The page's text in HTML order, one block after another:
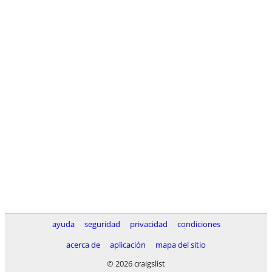
ayuda seguridad privacidad
condiciones
acerca de
aplicación
mapa del sitio
© 2026 craigslist